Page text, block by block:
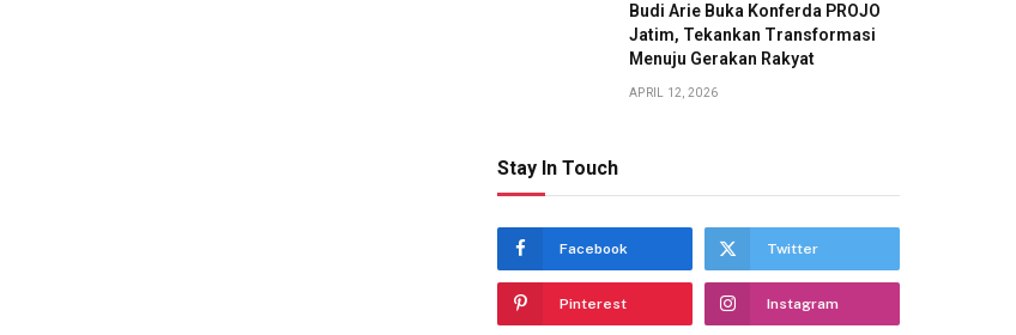
Budi Arie Buka Konferda PROJO
Jatim, Tekankan Transformasi
Menuju Gerakan Rakyat
APRIL 12, 2026
Stay In Touch
Facebook Twitter
Pinterest Instagram